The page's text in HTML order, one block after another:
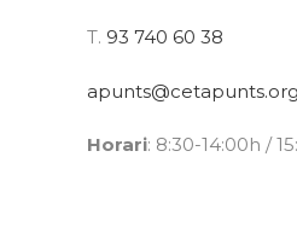
T. 93 740 60 38
apunts@cetapunts.org
Horari: 8:30-14:00h /